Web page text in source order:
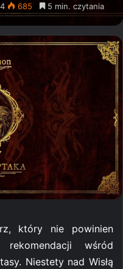
685 5 min. czytania
który nie powinien
rekomendacji wśród
Niestety nad Wisłą